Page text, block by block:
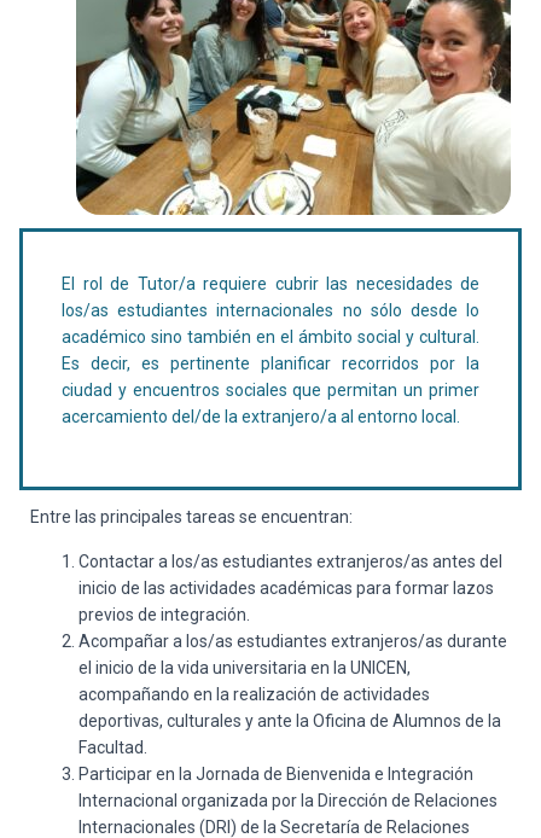
El rol de Tutor/a requiere cubrir las necesidades de
los/as estudiantes internacionales no sólo desde lo
académico sino también en el ámbito social y cultural.
Es decir, es pertinente planificar recorridos por la
ciudad y encuentros sociales que permitan un primer
acercamiento del/de la extranjero/a al entorno local.
Entre las principales tareas se encuentran:
Contactar a los/as estudiantes extranjeros/as antes del
inicio de las actividades académicas para formar lazos
previos de integración.
Acompañar a los/as estudiantes extranjeros/as durante
el inicio de la vida universitaria en la UNICEN,
acompañando en la realización de actividades
deportivas, culturales y ante la Oficina de Alumnos de la
Facultad.
Participar en la Jornada de Bienvenida e Integración
Internacional organizada por la Dirección de Relaciones
Internacionales (DRI) de la Secretaría de Relaciones